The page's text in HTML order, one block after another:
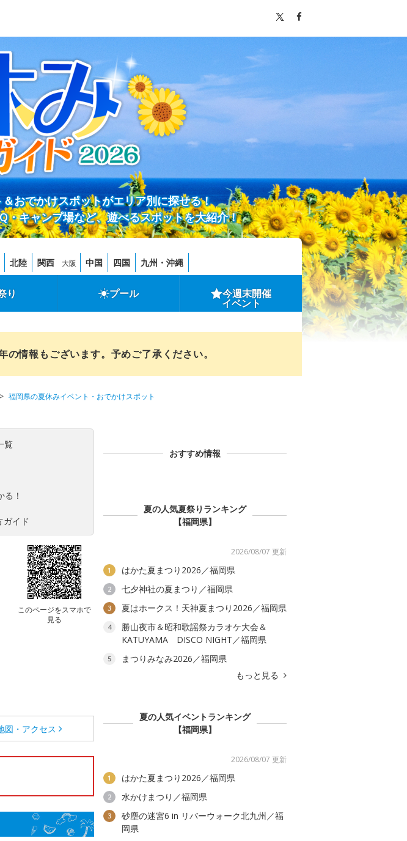
おでかけスポットがエリア別に探せる！
キャンプ場など、遊べるスポットを大紹介！
北陸 関西 大阪 中国 四国 九州・沖縄
り プール 今週末開催
イベント
情報もございます。予めご了承ください。
福岡県の夏休みイベント・おでかけスポット
覧
！
イド
このページをスマホで
見る
図・アクセス
おすすめ情報
夏の人気夏祭りランキング
【福岡県】
2026/08/07 更新
1 はかた夏まつり2026／福岡県
2 七夕神社の夏まつり／福岡県
3 夏はホークス！天神夏まつり2026／福岡県
4
勝山夜市＆昭和歌謡祭カラオケ大会＆
KATUYAMA DISCO NIGHT／福岡県
5
まつりみなみ2026／福岡県
もっと見る
夏の人気イベントランキング
【福岡県】
2026/08/07 更新
1 はかた夏まつり2026／福岡県
2 水かけまつり／福岡県
3
砂塵の迷宮6 in リバーウォーク北九州／福
岡県